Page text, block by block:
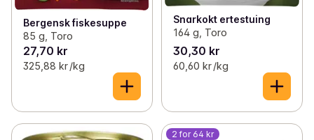
Bergensk fiskesuppe
85 g, Toro
27,70 kr
325,88 kr /kg
Snarkokt ertestuing
164 g, Toro
30,30 kr
60,60 kr /kg
2 for 64 kr